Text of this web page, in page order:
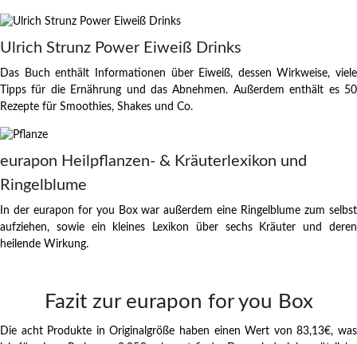
Ulrich Strunz Power Eiweiß Drinks
Das Buch enthält Informationen über Eiweiß, dessen Wirkweise, viele
Tipps für die Ernährung und das Abnehmen. Außerdem enthält es 50
Rezepte für Smoothies, Shakes und Co.
eurapon Heilpflanzen- & Kräuterlexikon und
Ringelblume
In der eurapon for you Box war außerdem eine Ringelblume zum selbst
aufziehen, sowie ein kleines Lexikon über sechs Kräuter und deren
heilende Wirkung.
Fazit zur eurapon for you Box
Die acht Produkte in Originalgröße haben einen Wert von 83,13€, was